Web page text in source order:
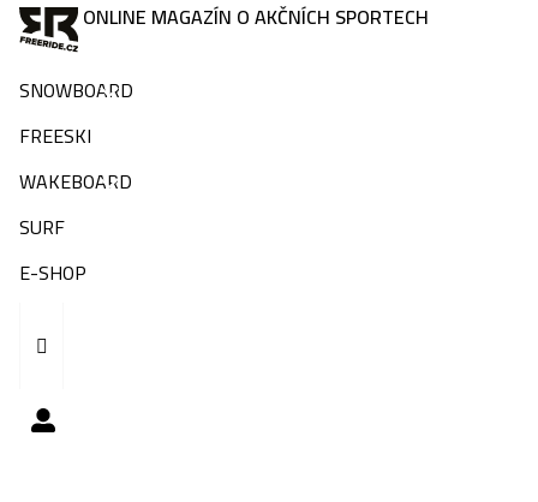
ONLINE MAGAZÍN O AKČNÍCH SPORTECH
SNOWBOARD
FREESKI
WAKEBOARD
SURF
E-SHOP